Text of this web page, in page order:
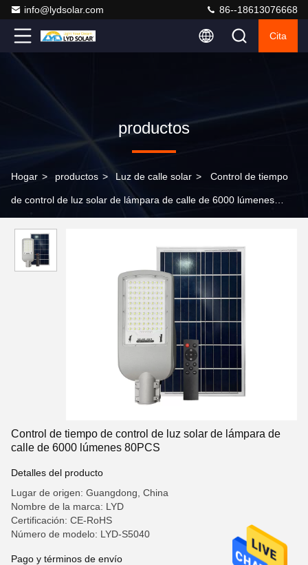
info@lydsolar.com 86--18613076668
Cita
productos
Hogar > productos > Luz de calle solar > Control de tiempo
de control de luz solar de lámpara de calle de 6000 lúmenes
Control de tiempo de control de luz solar de lámpara de
calle de 6000 lúmenes 80PCS
Detalles del producto
Lugar de origen: Guangdong, China
Nombre de la marca: LYD
Certificación: CE-RoHS
Número de modelo: LYD-S5040
Pago y términos de envío